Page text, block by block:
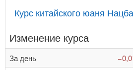
Курс китайского юаня
Изменение курса
За день